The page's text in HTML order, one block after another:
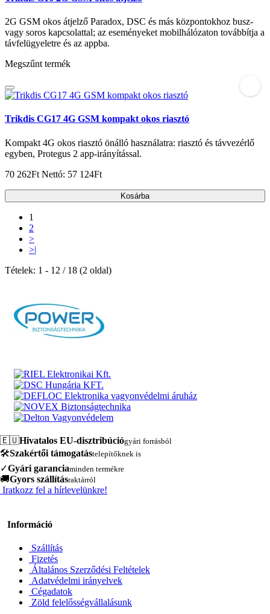
2G GSM okos átjelző Paradox, DSC és más központokhoz busz-
vagy soros kapcsolattal; az eseményeket mobilhálózaton továbbítja a
távfelügyeletre és az appba.
Megszűnt termék
Trikdis CG17 4G GSM kompakt okos riasztó
Kompakt 4G okos riasztó önálló használatra: riasztó és távvezérlő
egyben, Protegus 2 app-irányítással.
70 262Ft Nettó: 57 124Ft
Kosárba
1
2
>
>|
Tételek: 1 - 12 / 18 (2 oldal)
🇪🇺Hivatalos EU-disztribúciógyári forrásból
🛠️Szakértői támogatástelepítőknek is
✓Gyári garanciaminden termékre
🚚Gyors szállításraktárról
Iratkozz fel a hírlevelünkre!
Információ
Szállítás
Fizetés
Általános Szerződési Feltételek
Adatvédelmi irányelvek
Cégadatok
Zöld felelősségvállalásunk